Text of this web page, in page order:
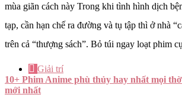
mùa giãn cách này Trong khi tình hình dịch
tạp, cần hạn chế ra đường và tụ tập thì ở nhà
trên cả “thượng sách”. Bỏ túi ngay loạt phim
Giải trí
10+ Phim Anime phù thủy hay nhất mọi
mới nhất